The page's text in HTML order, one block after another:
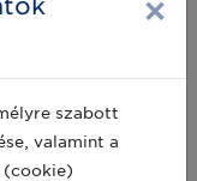
Az év
×
szabott
valamint a
(cookie)